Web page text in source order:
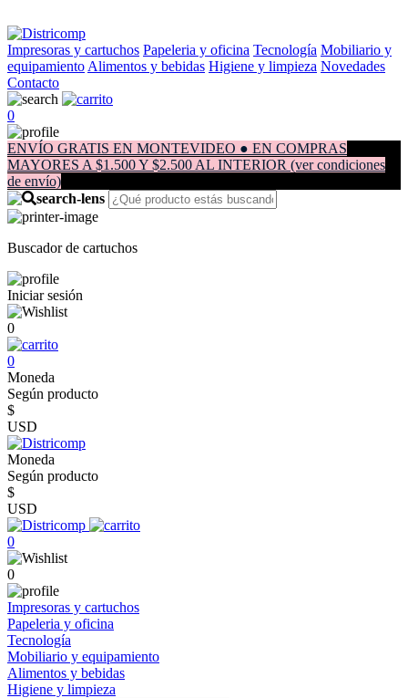
Impresoras y cartuchos Papeleria y oficina Tecnología Mobiliario y
equipamiento Alimentos y bebidas Higiene y limpieza Novedades
Contacto
0
ENVÍO GRATIS EN MONTEVIDEO ● EN COMPRAS
MAYORES A $1.500 Y $2.500 AL INTERIOR (ver condiciones
de envío)
Buscador de cartuchos
Iniciar sesión
0
0
Moneda
Según producto
$
USD
Moneda
Según producto
$
USD
0
0
Impresoras y cartuchos
Papeleria y oficina
Tecnología
Mobiliario y equipamiento
Alimentos y bebidas
Higiene y limpieza